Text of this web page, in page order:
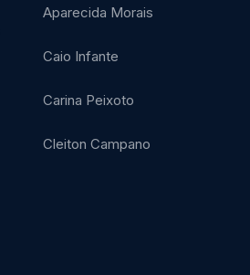
Aparecida Morais
Caio Infante
Carina Peixoto
Cleiton Campano